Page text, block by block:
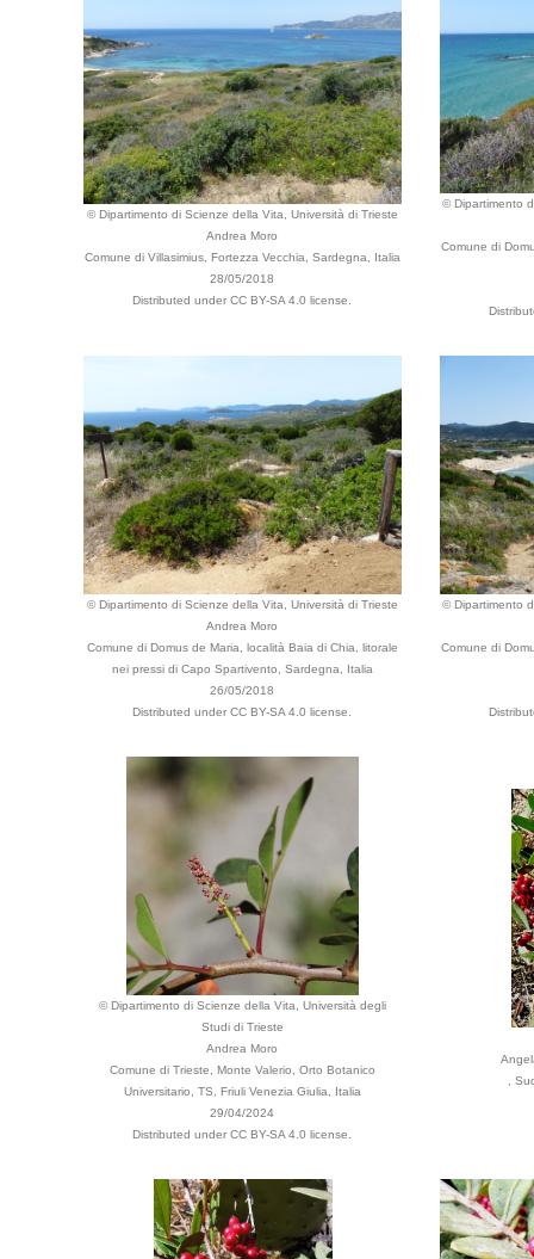
© Dipartimento di Scienze della Vita, Università di Trieste
Andrea Moro
Comune di Villasimius, Fortezza Vecchia, Sardegna, Italia
28/05/2018
Distributed under CC BY-SA 4.0 license.
© Dipartimento
Comune di
© Dipartimento di Scienze della Vita, Università di Trieste
Andrea Moro
Comune di Domus de Maria, località Baia di Chia, litorale
nei pressi di Capo Spartivento, Sardegna, Italia
26/05/2018
Distributed under CC BY-SA 4.0 license.
© Dipartimento
Comune di
© Dipartimento di Scienze della Vita, Università degli
Studi di Trieste
Andrea Moro
Comune di Trieste, Monte Valerio, Orto Botanico
Universitario, TS, Friuli Venezia Giulia, Italia
29/04/2024
Distributed under CC BY-SA 4.0 license.
,